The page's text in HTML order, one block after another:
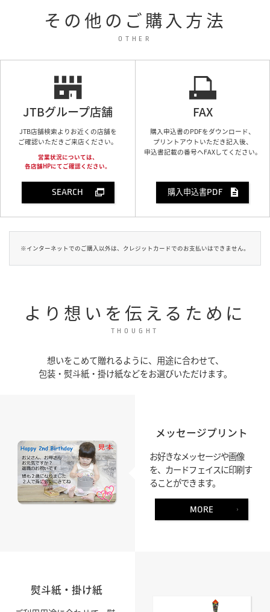
その他のご購入方法
OTHER
JTBグループ店舗
JTB店舗検索よりお近くの店舗を
ご確認いただきご来店ください。
営業状況については、
各店舗HPにてご確認ください。
SEARCH
FAX
購入申込書のPDFをダウンロード、
プリントアウトいただき記入後、
申込書記載の番号へFAXしてください。
購入申込書PDF
※インターネットでのご購入以外は、クレジットカードでのお支払いはできません。
より想いを伝えるために
THOUGHT
想いをこめて贈れるように、用途に合わせて、
包装・熨斗紙・掛け紙などをお選びいただけます。
メッセージプリント
お好きなメッセージや画像
を、カードフェイスに印刷す
ることができます。
MORE
熨斗紙・掛け紙